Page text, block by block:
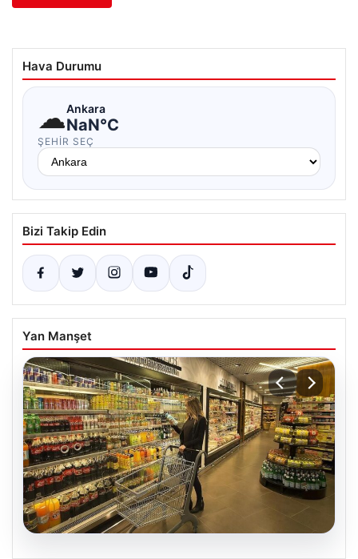
Hava Durumu
☁Ankara
NaN°C
ŞEHIR SEÇ
Bizi Takip Edin
Yan Manşet